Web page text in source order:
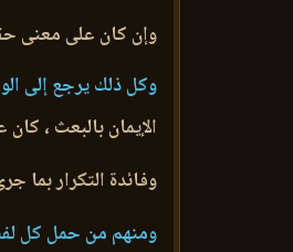
وإن كان على معنى
وكل ذلك يرجع إلى
الإيمان بالبعث ،
وفائدة التكرار بما
ومنهم من حمل كل